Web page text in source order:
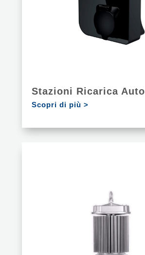
Stazioni Ricarica Auto
Scopri di più >